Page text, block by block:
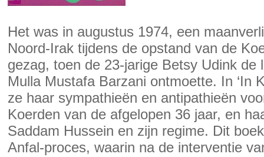
Het was in augustus 1974, een
Noord-Irak tijdens de opstand van de
gezag, toen de 23-jarige Betsy Udink de
Mulla Mustafa Barzani ontmoette. In ‘In
ze haar sympathieën en antipathieën
Koerden van de afgelopen 36 jaar, en
Saddam Hussein en zijn regime. Dit
Anfal-proces, waarin na de interventie